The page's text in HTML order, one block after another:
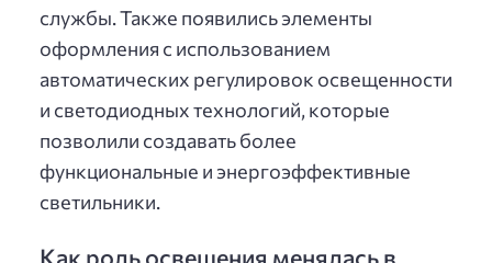
службы. Также появились элементы
оформления с использованием
автоматических регулировок освещенности
и светодиодных технологий, которые
позволили создавать более
функциональные и энергоэффективные
светильники.
Как роль освещения менялась в